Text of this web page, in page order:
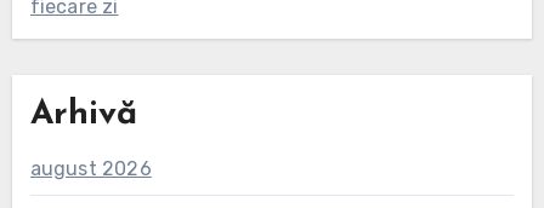
fiecare zi
Arhivă
august 2026